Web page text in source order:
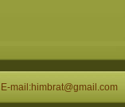
mail:himbrat@gmail.com